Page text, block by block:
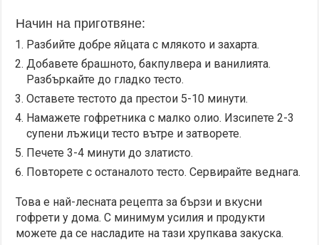
Начин на приготвяне:
Разбийте добре яйцата с млякото и захарта.
Добавете брашното, бакпулвера и ванилията.
Разбъркайте до гладко тесто.
Оставете тестото да престои 5-10 минути.
Намажете гофретника с малко олио. Изсипете 2-3
супени лъжици тесто вътре и затворете.
Печете 3-4 минути до златисто.
Повторете с останалото тесто. Сервирайте веднага.
Това е най-лесната рецепта за бързи и вкусни
гофрети у дома. С минимум усилия и продукти
можете да се насладите на тази хрупкава закуска.